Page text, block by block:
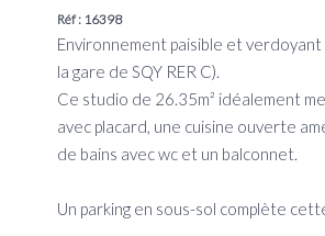
Réf : 16398
Environnement paisible et
la gare de SQY RER C).
Ce studio de 26.35m² idéalement
avec placard, une cuisine ouverte
de bains avec wc et un balconnet.
Un parking en sous-sol complète